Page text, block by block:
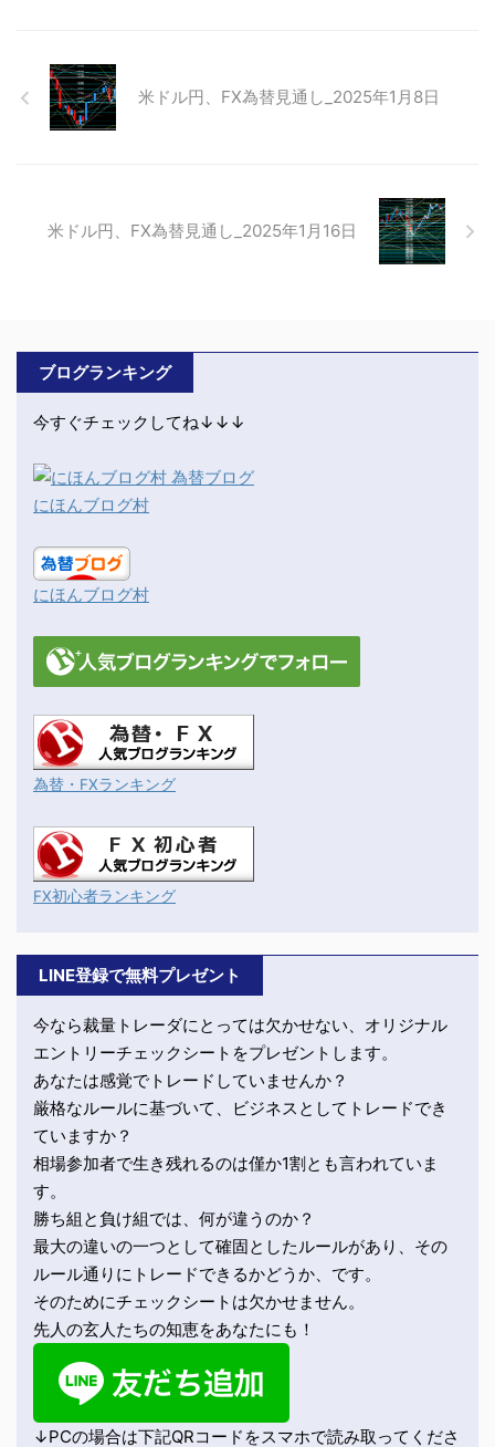
米ドル円、FX為替見通し_2025年1月8日
米ドル円、FX為替見通し_2025年1月16日
ブログランキング
今すぐチェックしてね↓↓↓
にほんブログ村
にほんブログ村
為替・FXランキング
FX初心者ランキング
LINE登録で無料プレゼント
今なら裁量トレーダにとっては欠かせない、オリジナル
エントリーチェックシートをプレゼントします。
あなたは感覚でトレードしていませんか？
厳格なルールに基づいて、ビジネスとしてトレードでき
ていますか？
相場参加者で生き残れるのは僅か1割とも言われていま
す。
勝ち組と負け組では、何が違うのか？
最大の違いの一つとして確固としたルールがあり、その
ルール通りにトレードできるかどうか、です。
そのためにチェックシートは欠かせません。
先人の玄人たちの知恵をあなたにも！
↓PCの場合は下記QRコードをスマホで読み取ってくださ